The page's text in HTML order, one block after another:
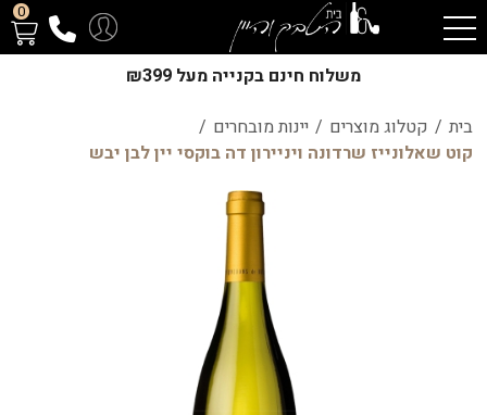
0
משלוח חינם בקנייה מעל ₪399
בית / קטלוג מוצרים / יינות מובחרים /
קוט שאלונייז שרדונה ויניירון דה בוקסי יין לבן יבש